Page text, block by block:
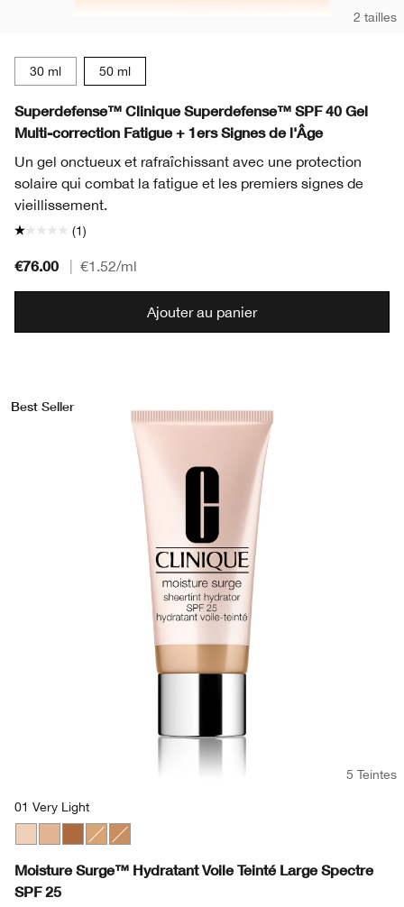
2 tailles
30 ml 50 ml
Superdefense™ Clinique Superdefense™ SPF 40 Gel
Multi-correction Fatigue + 1ers Signes de l'Âge
Un gel onctueux et rafraîchissant avec une protection
solaire qui combat la fatigue et les premiers signes de
vieillissement.
(1)
€76.00 €1.52/ml
Ajouter au panier
Best Seller
5 Teintes
01 Very Light
Moisture Surge™ Hydratant Voile Teinté Large Spectre
SPF 25